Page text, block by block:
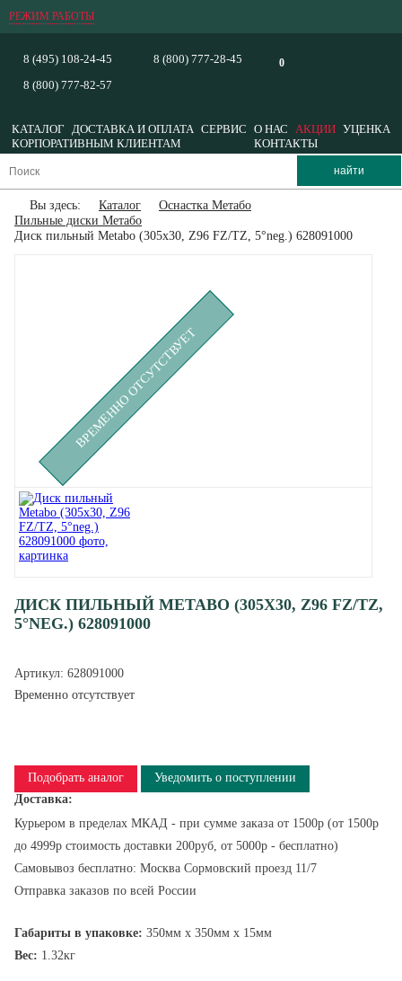
РЕЖИМ РАБОТЫ
0
8 (495) 108-24-45
8 (800) 777-82-57
8 (800) 777-28-45
КАТАЛОГ ДОСТАВКА И ОПЛАТА СЕРВИС О НАС АКЦИИ УЦЕНКА
КОРПОРАТИВНЫМ КЛИЕНТАМ
КОНТАКТЫ
Вы здесь: Каталог
Оснастка Метабо
Пильные диски Метабо
Диск пильный Metabo (305x30, Z96 FZ/TZ, 5°neg.) 628091000
ВРЕМЕННО ОТСУТСТВУЕТ
ДИСК ПИЛЬНЫЙ METABO (305X30, Z96 FZ/TZ,
5°NEG.) 628091000
Артикул: 628091000
Временно отсутствует
Подобрать аналог
Уведомить о поступлении
Доставка:
Курьером в пределах МКАД - при сумме заказа от 1500р (от 1500р
до 4999р стоимость доставки 200руб, от 5000р - бесплатно)
Самовывоз бесплатно: Москва Сормовский проезд 11/7
Отправка заказов по всей России
Габариты в упаковке: 350мм x 350мм x 15мм
Вес: 1.32кг